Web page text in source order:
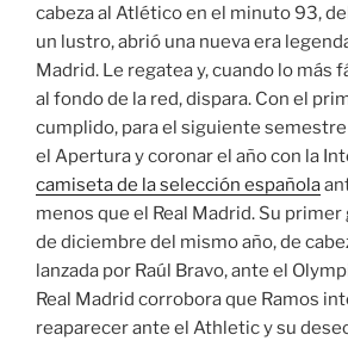
cabeza al Atlético en el minuto 93,
un lustro, abrió una nueva era
Madrid. Le regatea y, cuando lo más
al fondo de la red, dispara. Con el
cumplido, para el siguiente
el Apertura y coronar el año con la
camiseta de la selección española
menos que el Real Madrid. Su
de diciembre del mismo año, de
lanzada por Raúl Bravo, ante el
Real Madrid corrobora que Ramos
reaparecer ante el Athletic y su